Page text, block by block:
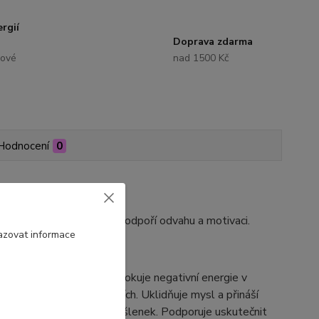
Doprava zdarma
nad 1500 Kč
0
podpoří odvahu a motivaci.
vztahy a přátelství. Blokuje negativní energie v
Napomáhá při meditacích. Uklidňuje mysl a přináší
přijímání nových myšlenek. Podporuje uskutečnit
informace